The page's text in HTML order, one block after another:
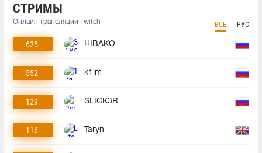
СТРИМЫ
Онлайн трансляции Twitch ВСЕ РУС
625 HIBAKO
552 k1im
129 SLICK3R
116 Taryn